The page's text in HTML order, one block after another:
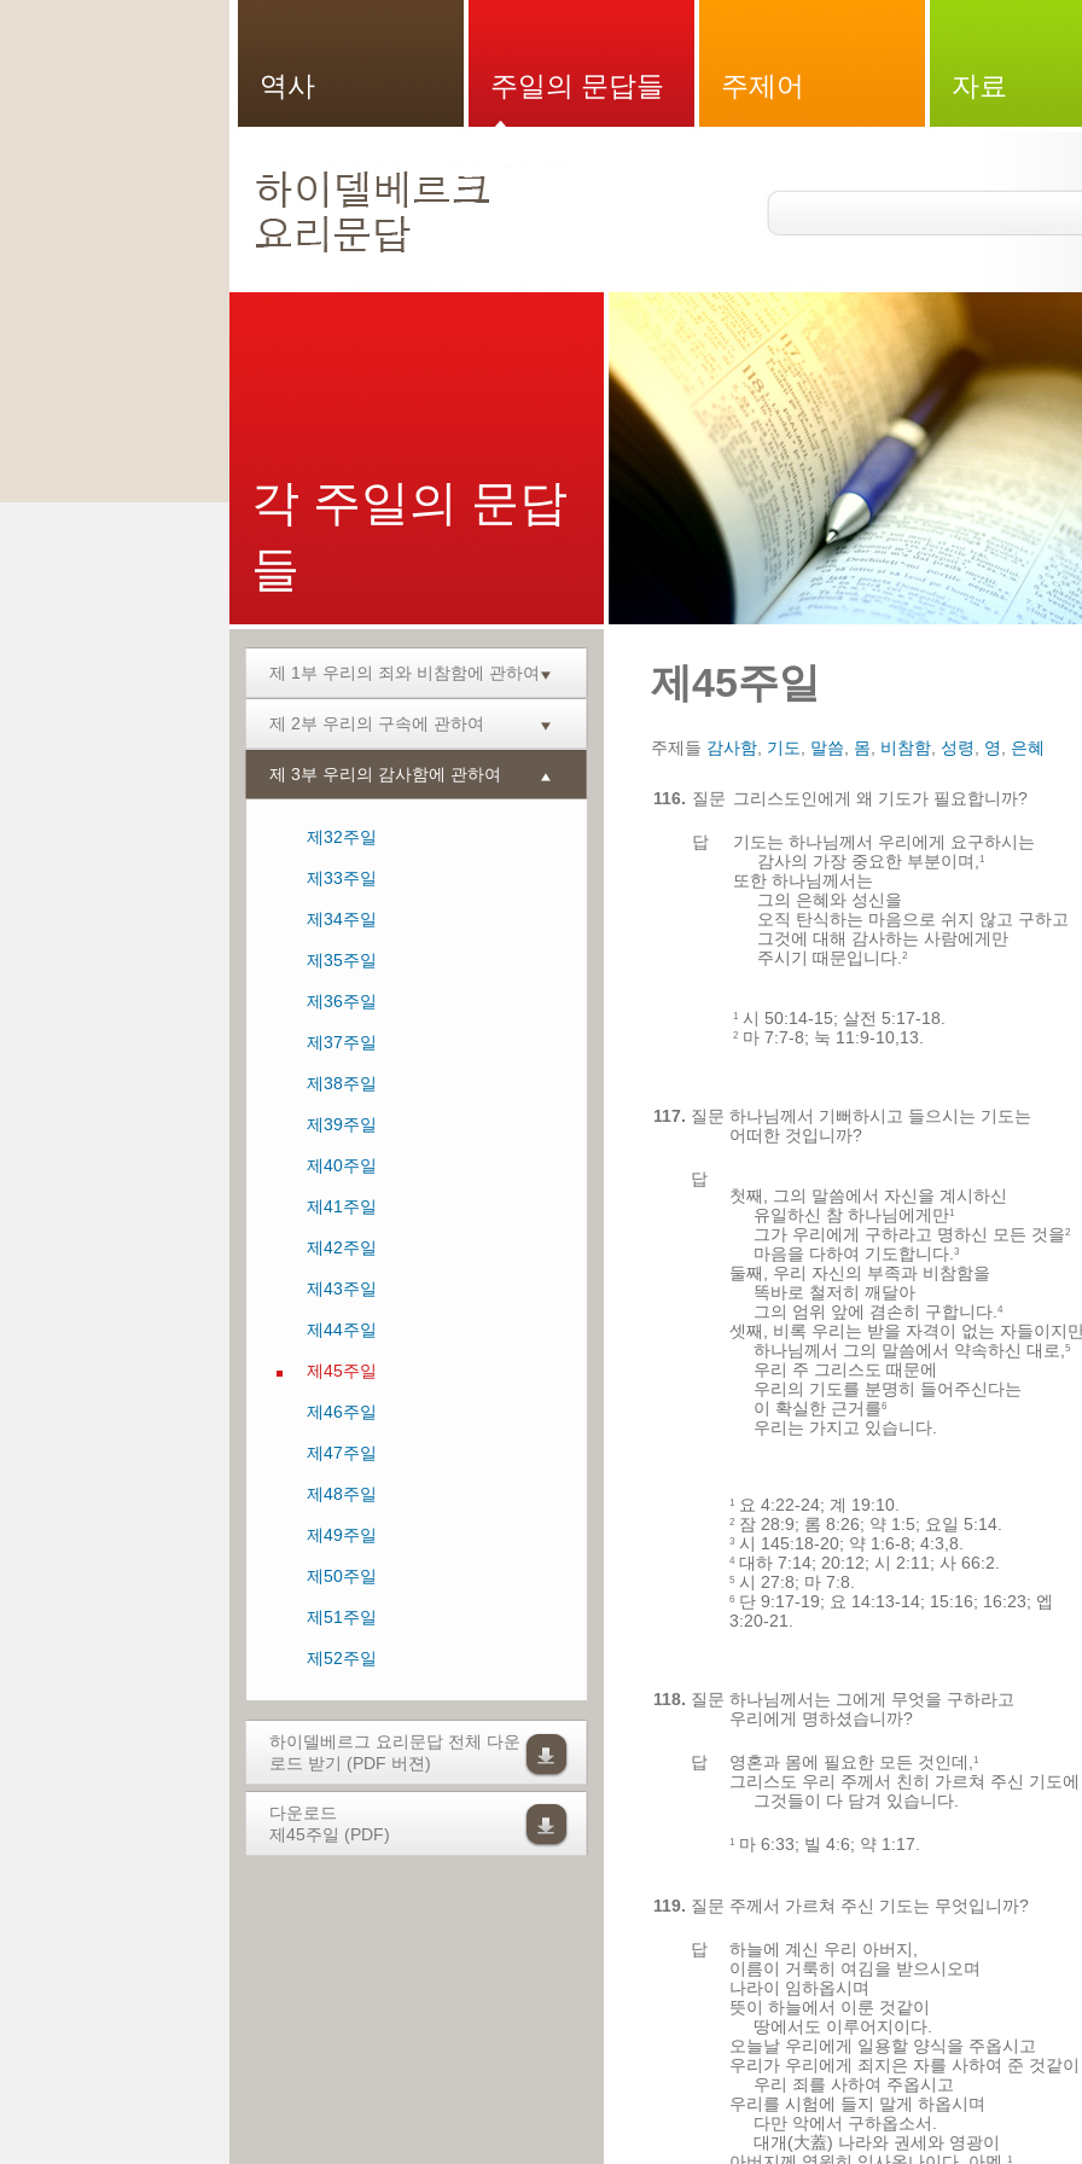
역사 주일의 문답들 주제어 자료
각 주일의 문답
들
제45주일
주제들 감사함, 기도 말씀 몸 비참함, 성령 영 은혜
116. 질문 그리스도인에게 왜 기도가 필요합니까?
답
기도는 하나님께서 우리에게 요구하시는
감사의 가장 중요한 부분이며, 1
또한 하나님께서는
그의 은혜와 성신을
오직 탄식하는 마음으로 쉬지 않고 구하고
그것에 대해 감사하는 사람에게만
주시기 때문입니다. 2
1시 50:14-15; 살전 5:17-18.
2마 7:7-8; 눅 11:9-10,13.
117. 질문 하나님께서 기뻐하시고 들으시는 기도는
어떠한 것입니까?
답
첫째, 그의 말씀에서 자신을 계시하신
유일하신 참 하나님에게만1
그가 우리에게 구하라고 명하신 모든 것을2
마음을 다하여 기도합니다. 3
둘째, 우리 자신의 부족과 비참함을
똑바로 철저히 깨달아
그의 엄위 앞에 겸손히 구합니다. 4
셋째, 비록 우리는 받을 자격이 없는 자들이지
하나님께서 그의 말씀에서 약속하신 대로, 5
우리 주 그리스도 때문에
우리의 기도를 분명히 들어주신다는
이 확실한 근거를6
우리는 가지고 있습니다.
1요 4:22-24; 계 19:10.
2잠 28:9; 롬 8:26; 약 1:5; 요일 5:14.
3시 145:18-20; 약 1:6-8; 4:3,8.
4대하 7:14; 20:12; 시 2:11; 사 66:2.
5시 27:8; 마 7:8.
6단 9:17-19; 요 14:13-14; 15:16; 16:23; 엡
3:20-21.
118. 질문 하나님께서는 그에게 무엇을 구하라고
우리에게 명하셨습니까?
답 영혼과 몸에 필요한 모든 것인데, 1
그리스도 우리 주께서 친히 가르쳐 주신 기도에
그것들이 다 담겨 있습니다.
1마 6:33; 빌 4:6; 약 1:17.
119. 질문 주께서 가르쳐 주신 기도는 무엇입니까?
답
하늘에 계신 우리 아버지,
이름이 거룩히 여김을 받으시오며
나라이 임하옵시며
뜻이 하늘에서 이룬 것같이
땅에서도 이루어지이다.
오늘날 우리에게 일용할 양식을 주옵시고
우리가 우리에게 죄지은 자를 사하여 준 것같이
우리 죄를 사하여 주옵시고
우리를 시험에 들지 말게 하옵시며
다만 악에서 구하옵소서.
대개(大蓋) 나라와 권세와 영광이
1
제 1부 우리의 죄와 비참함에 관하여
제1주일
제2주일
제 2부 우리의 구속에 관하여
제5주일
제6주일
제7주일
제8주일
제9주일
제10주일
제11주일
제12주일
제13주일
제14주일
제15주일
제16주일
제17주일
제18주일
제19주일
제20주일
제21주일
제22주일
제23주일
제24주일
제25주일
제26주일
제28주일
제29주일
제30주일
제31주일
제 3부 우리의 감사함에 관하여
제32주일
제33주일
제34주일
제35주일
제36주일
제37주일
제38주일
제39주일
제40주일
제41주일
제42주일
제43주일
제44주일
제45주일
제46주일
제47주일
제48주일
제49주일
제50주일
제51주일
제52주일
하이델베르그 요리문답 전체 다운
로드 받기 (PDF 버젼)
다운로드
제45주일 (PDF)